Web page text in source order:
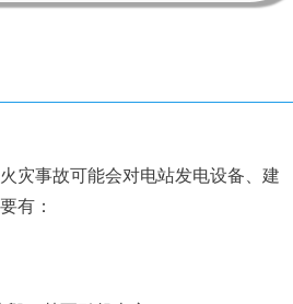
灾事故可能会对电站发电设备、建
有：